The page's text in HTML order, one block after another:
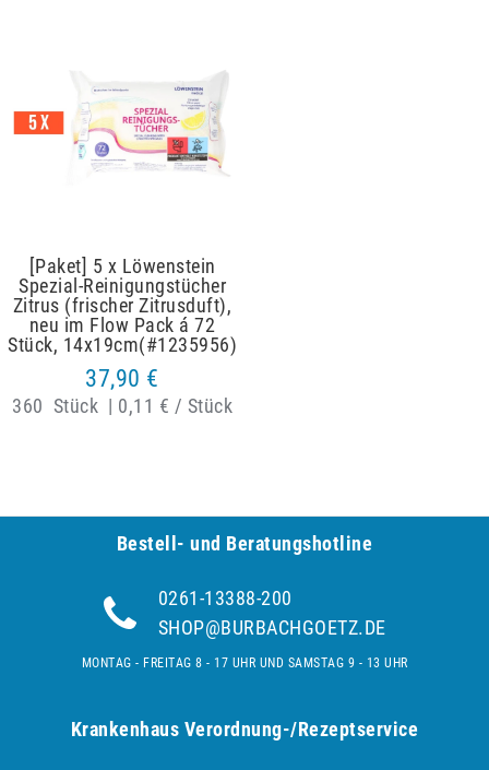
[Paket] 5 x Löwenstein
Spezial-Reinigungstücher
Zitrus (frischer Zitrusduft),
neu im Flow Pack á 72
Stück, 14x19cm(#1235956)
37,90 €
360 Stück | 0,11 € / Stück
Bestell- und Be­ra­tungs­hot­line
0261-13388-200
SHOP@BURBACHGOETZ.DE
MONTAG - FREITAG 8 - 17 UHR UND SAMSTAG 9 - 13 UHR
Krankenhaus Verordnung-/Rezeptservice